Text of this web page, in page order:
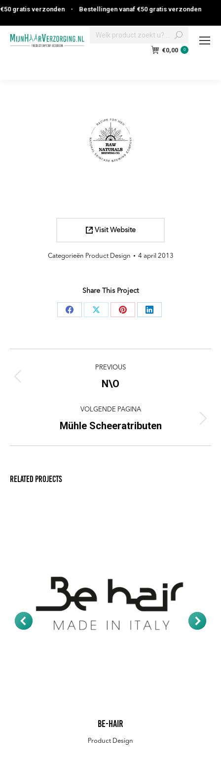
gratis verzonden Bestellingen vanaf €50 gratis verzonden
Search:
€0,00 0
Visit Website
Categorieën Product Design 4 april 2013
Share This Project
Deel
Deel
Deel
Deel
navigation
PREVIOUS
Previous
N\O
VOLGENDE PAGINA
Next
Mühle Scheeratributen
Related projects
Be-Hair
Product Design